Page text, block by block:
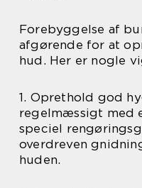
Forebyggelse af
afgørende for at
hud. Her er nogle
1. Oprethold god
regelmæssigt med
speciel
overdreven
huden.